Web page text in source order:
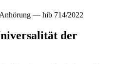
— hib 714/2022
der